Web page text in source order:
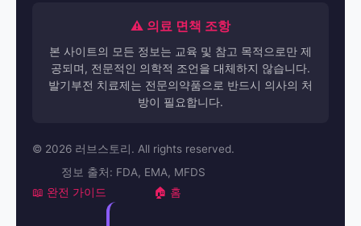
⚠️ 의료 면책 조항
본 사이트의 모든 정보는 교육 및 참고 목적으로만 제
공되며, 전문적인 의학적 조언을 대체하지 않습니다.
발기부전 치료제는 전문의약품으로 반드시 의사의 처
방이 필요합니다.
© 2026 러브스토리. All rights reserved.
정보 출처: FDA, EMA, MFDS
📖 완전 가이드 🏠 홈